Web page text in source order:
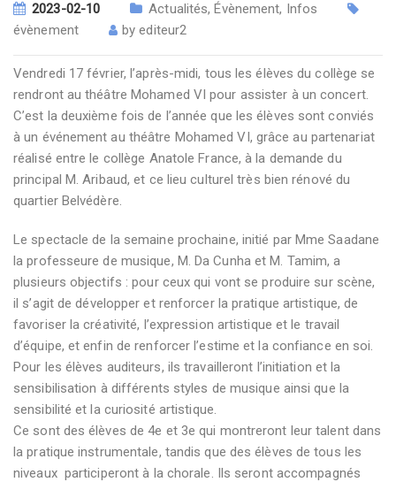
2023-02-10 Actualités,Évènement, Infos
évènement
byediteur2
Vendredi 17 février, l’après-midi, tous les élèves du collège se
rendront au théâtre Mohamed VI pour assister à un concert.
C’est la deuxième fois de l’année que les élèves sont conviés
à un événement au théâtre Mohamed VI, grâce au partenariat
réalisé entre le collège Anatole France, à la demande du
principal M. Aribaud, et ce lieu culturel très bien rénové du
quartier Belvédère.
Le spectacle de la semaine prochaine, initié par Mme Saadane
la professeure de musique, M. Da Cunha et M. Tamim, a
plusieurs objectifs :pour ceux qui vont se produire sur scène,
il s’agit dedévelopper et renforcer la pratique artistique, de
favoriser la créativité, l’expression artistique et le travail
d’équipe, et enfin de renforcer l’estime et la confiance en soi.
Pour les élèves auditeurs, ils travailleront l’initiation et la
sensibilisation à différents styles de musique ainsi que la
sensibilité et la curiosité artistique.
Ce sont des élèves de 4e et 3e qui montreront leur talent dans
la pratique instrumentale, tandis que des élèves de tous les
niveaux participeront à la chorale. Ils seront accompagnés